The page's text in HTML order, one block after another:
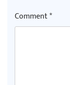
Comment*